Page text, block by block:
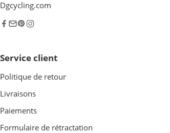
Dgcycling.com
Service client
Politique de retour
Livraisons
Paiements
Formulaire de rétractation